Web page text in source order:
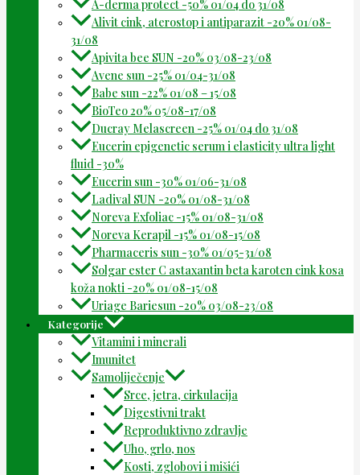
A-derma protect -50% 01/04 do 31/08
Alivit cink, aterostop i antiparazit -20% 01/08-
31/08
Apivita bee SUN -20% 03/08-23/08
Avene sun -25% 01/04-31/08
Babe sun -22% 01/08 – 15/08
BioTeo 20% 05/08-17/08
Ducray Melascreen -25% 01/04 do 31/08
Eucerin epigenetic serum i elasticity ultra light
fluid -30%
Eucerin sun -30% 01/06-31/08
Ladival SUN -20% 01/08-31/08
Noreva Exfoliac -15% 01/08-31/08
Noreva Kerapil -15% 01/08-15/08
Pharmaceris sun -30% 01/05-31/08
Solgar ester C astaxantin beta karoten cink kosa
koža nokti -20% 01/08-15/08
Uriage Bariesun -20% 03/08-23/08
Kategorije
Vitamini i minerali
Imunitet
Samoliječenje
Srce, jetra, cirkulacija
Digestivni trakt
Reproduktivno zdravlje
Uho, grlo, nos
Kosti, zglobovi i mišići